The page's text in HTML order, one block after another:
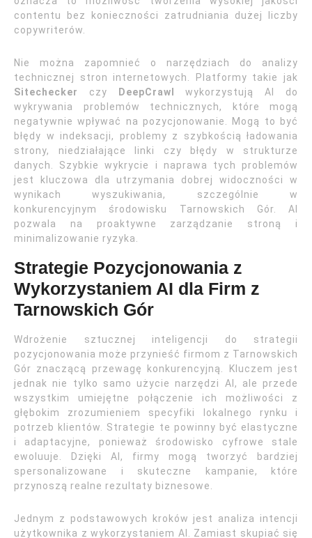
contentu bez konieczności zatrudniania dużej liczby
copywriterów.
Nie można zapomnieć o narzędziach do analizy
technicznej stron internetowych. Platformy takie jak
Sitechecker
czy DeepCrawl
wykorzystują AI do
wykrywania problemów technicznych, które mogą
negatywnie wpływać na pozycjonowanie. Mogą to być
błędy w indeksacji, problemy z szybkością ładowania
strony, niedziałające linki czy błędy w strukturze
danych. Szybkie wykrycie i naprawa tych problemów
jest kluczowa dla utrzymania dobrej widoczności w
wynikach wyszukiwania, szczególnie w
konkurencyjnym środowisku Tarnowskich Gór. AI
pozwala na proaktywne zarządzanie stroną i
minimalizowanie ryzyka.
Strategie Pozycjonowania z
Wykorzystaniem AI dla Firm z
Tarnowskich Gór
Wdrożenie sztucznej inteligencji do strategii
pozycjonowania może przynieść firmom z Tarnowskich
Gór znaczącą przewagę konkurencyjną. Kluczem jest
jednak nie tylko samo użycie narzędzi AI, ale przede
wszystkim umiejętne połączenie ich możliwości z
głębokim zrozumieniem specyfiki lokalnego rynku i
potrzeb klientów. Strategie te powinny być elastyczne
i adaptacyjne, ponieważ środowisko cyfrowe stale
ewoluuje. Dzięki AI, firmy mogą tworzyć bardziej
spersonalizowane i skuteczne kampanie, które
przynoszą realne rezultaty biznesowe.
Jednym z podstawowych kroków jest analiza intencji
użytkownika z wykorzystaniem AI. Zamiast skupiać się